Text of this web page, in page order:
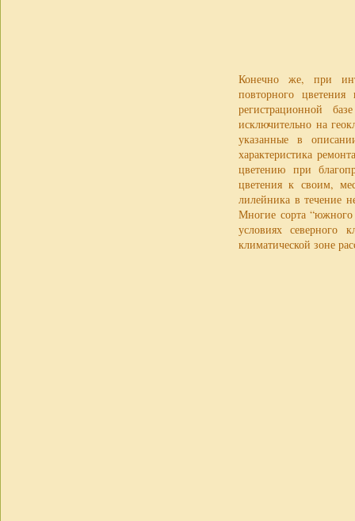
Конечно же, при
повторного цветения
регистрационной
исключительно на
указанные в
характеристика
цветению при
цветения к своим,
лилейника в течение
Многие сорта
условиях северного
климатической зоне